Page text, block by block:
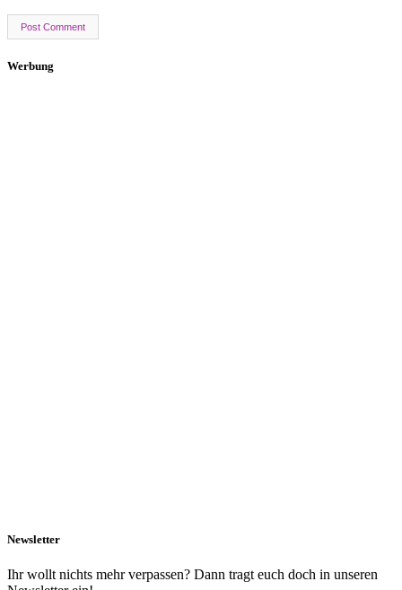
Werbung
Newsletter
Ihr wollt nichts mehr verpassen? Dann tragt euch doch in unseren